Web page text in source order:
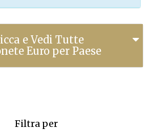
e Vedi Tutte
Euro per Paese
Filtra per